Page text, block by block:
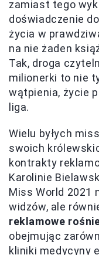
zamiast tego
doświadczenie
życia w
na nie żaden
Tak, droga
milionerki to nie
wątpienia, życie
liga.
Wielu byłych
swoich
kontrakty
Karolinie
Miss World 2021
widzów, ale
reklamowe
obejmując
kliniki medycyny